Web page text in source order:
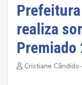
realiza
Premiado
Cristiane